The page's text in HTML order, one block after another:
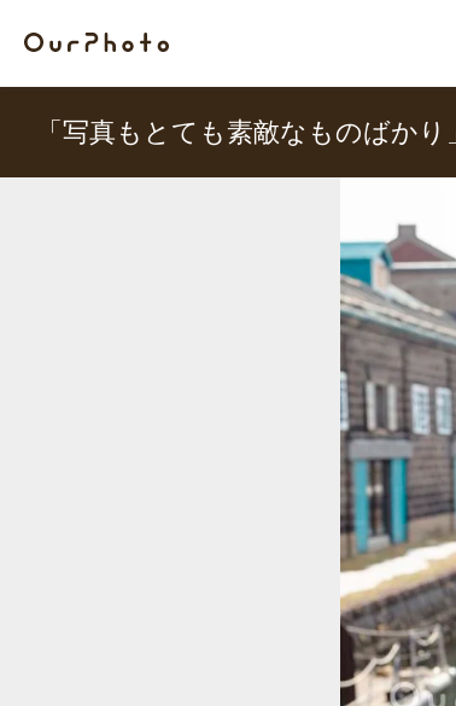
「写真もとても素敵なものばか